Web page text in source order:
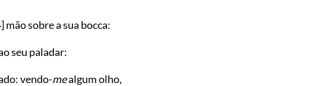
mão sobre a sua bocca:
seu paladar:
vendo-mealgum olho,